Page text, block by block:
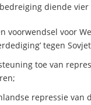
diende
voorwendsel voor
tegen
toe van
repressie van